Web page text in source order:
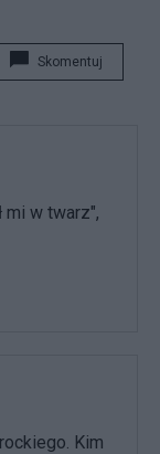
Skomentuj
mi w twarz",
Kim